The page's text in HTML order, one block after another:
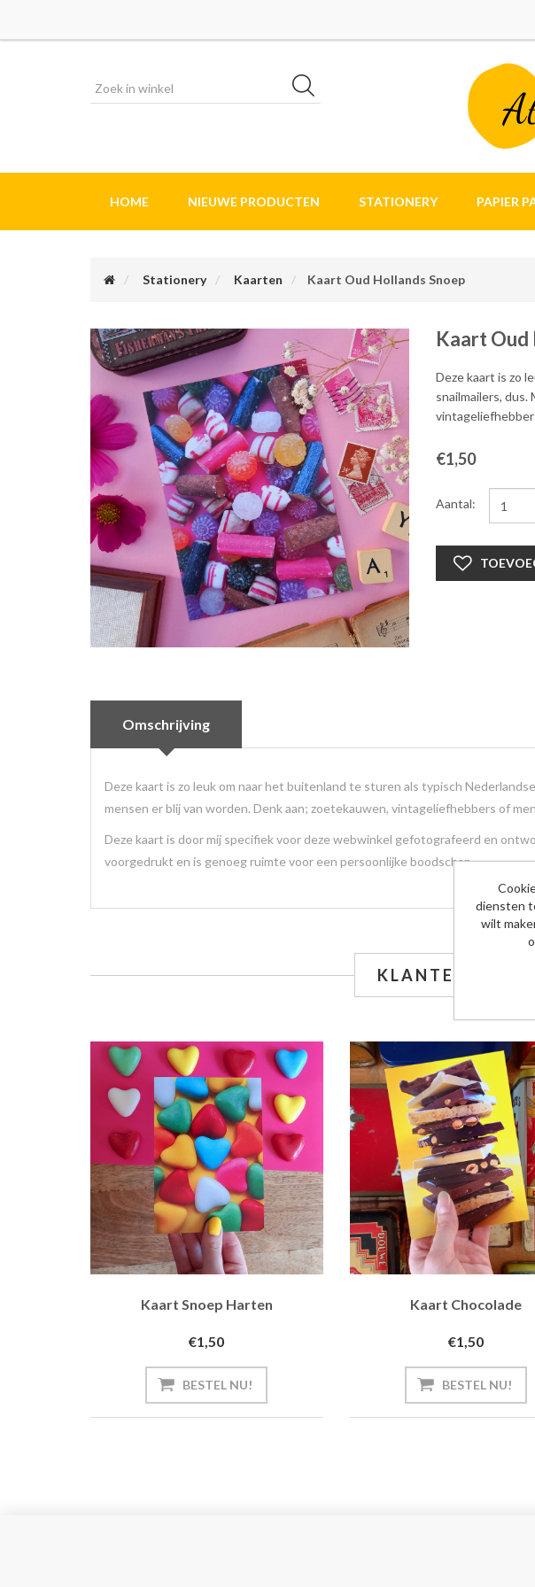
HOME NIEUWE PRODUCTEN STATIONERY PAPIER
Stationery Kaarten Kaart Oud Hollands Snoep
Kaart Oud
Deze kaart is zo
snailmailers, dus.
€1,50
Aantal:
Omschrijving
Deze kaart is zo leuk om naar het buitenland te sturen als typisch
mensen er blij van worden. Denk aan; zoetekauwen, vintageliefhebbers of
Deze kaart is door mij specifiek voor deze webwinkel gefotografeerd en
voorgedrukt en is genoeg ruimte voor een persoonlijke boodschap.
KLANTEN DIE
Kaart Snoep Harten
€1,50
BESTEL NU!
Kaart Chocolade
€1,50
BESTEL NU!
diensten
wilt